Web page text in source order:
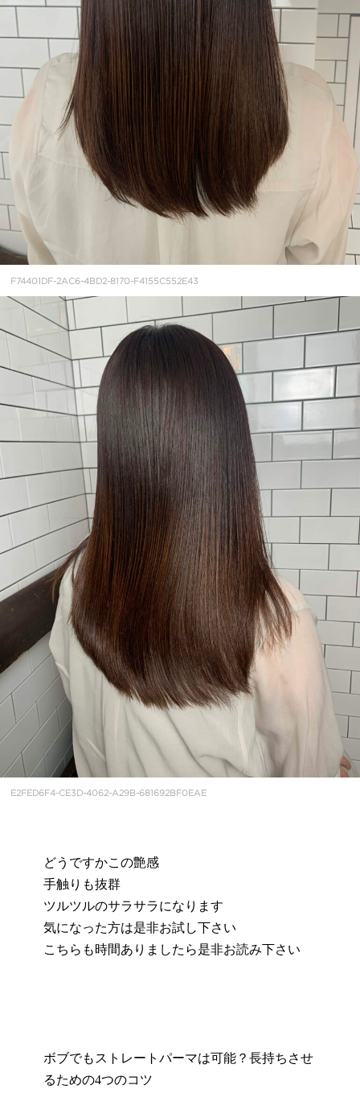
F74401DF-2AC6-4BD2-8170-F4155C552E43
E2FED6F4-CE3D-4062-A29B-681692BF0EAE
どうですかこの艶感
手触りも抜群
ツルツルのサラサラになります
気になった方は是非お試し下さい
こちらも時間ありましたら是非お読み下さい
ボブでもストレートパーマは可能？長持ちさせ
るための4つのコツ